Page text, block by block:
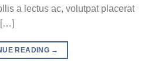
a lectus ac, volutpat placerat
[…]
READING →